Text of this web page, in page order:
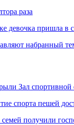
раза
девочка пришла в
набранный
Зал
спорта пешей
получили